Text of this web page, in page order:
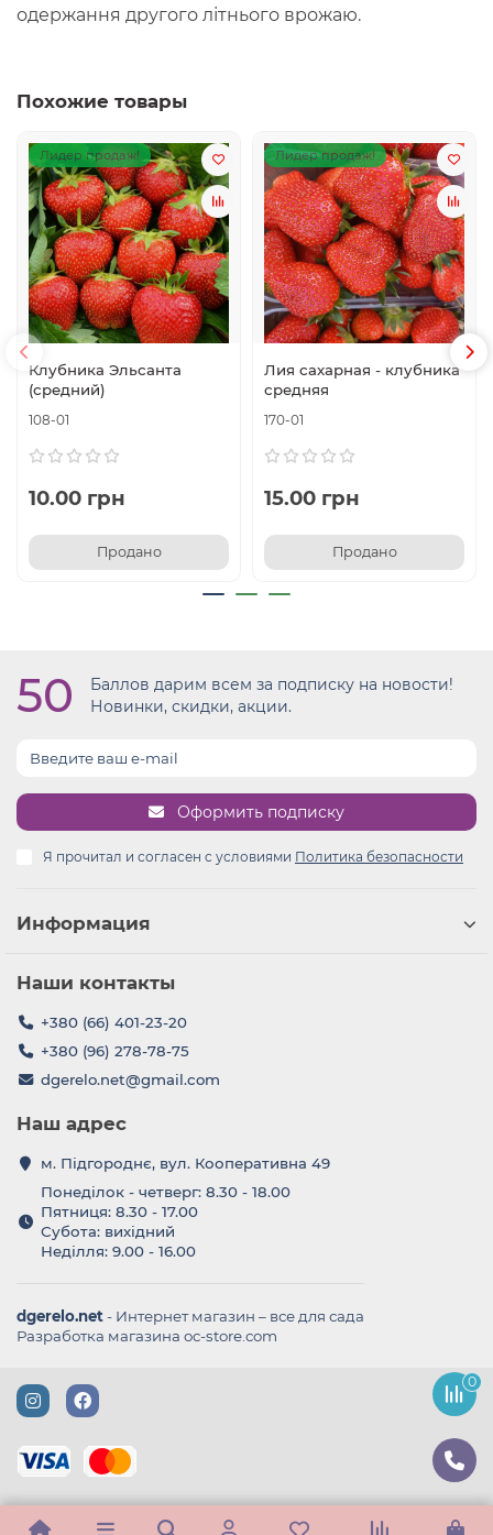
одержання другого літнього врожаю.
Похожие товары
Лидер продаж!
Клубника Эльсанта
(средний)
108-01
10.00 грн
Продано
Лидер продаж!
Лия сахарная - клубника
средняя
170-01
15.00 грн
Продано
50
Баллов дарим всем за подписку на новости!
Новинки, скидки, акции.
Оформить подписку
Я прочитал и согласен с условиями Политика безопасности
Информация
Наши контакты
+380 (66) 401-23-20
+380 (96) 278-78-75
dgerelo.net@gmail.com
Наш адрес
м. Підгороднє, вул. Кооперативна 49
Понеділок - четверг: 8.30 - 18.00
Пятниця: 8.30 - 17.00
Субота: вихідний
Неділля: 9.00 - 16.00
dgerelo.net- Интернет магазин – все для сада
Разработка магазина oc-store.com
0